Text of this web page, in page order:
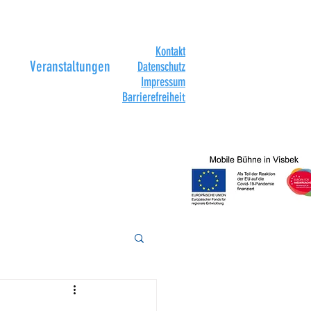
Kontakt
Datenschutz
Impressum
Barrierefreiheit
Veranstaltungen